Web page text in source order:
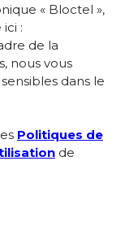
« Bloctel »,
:
de la
nous vous
dans le
Politiques de
de